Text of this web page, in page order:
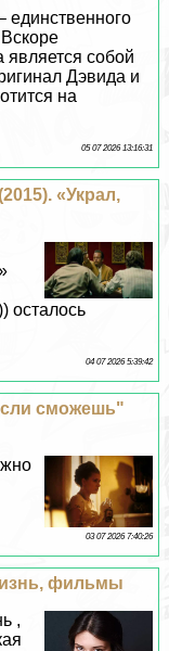
единственного
является собой
Дэвида и
на
05 07 2026 13:16:31
«Украл,
осталось
04 07 2026 5:39:42
сможешь"
03 07 2026 7:40:26
фильмы
,